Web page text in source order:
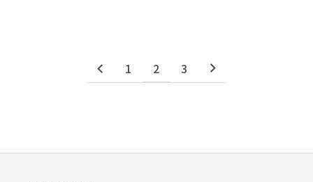
1 2 3